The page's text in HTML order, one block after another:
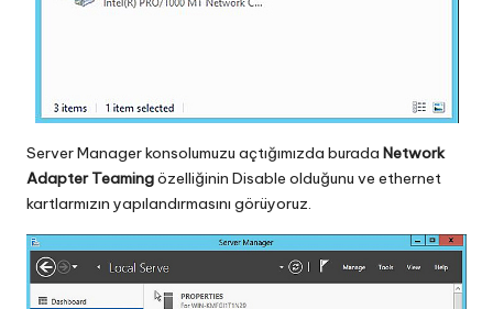
Server Manager konsolumuzu açtığımızda burada Network
Adapter Teamingözelliğinin Disable olduğunu ve ethernet
kartlarmızın yapılandırmasını görüyoruz.